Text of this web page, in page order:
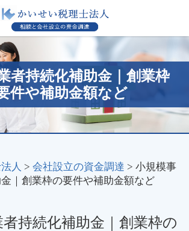
者持続化補助金｜創業枠
件や補助金額など
人 > 会社設立の資金調達 > 小規模事
｜創業枠の要件や補助金額など
持続化補助金｜創業枠の